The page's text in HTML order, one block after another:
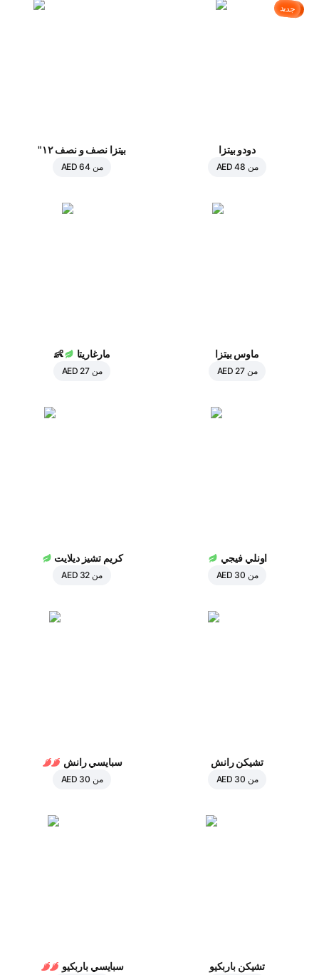
جديد
دودو بيتزا
من AED 48
بيتزا نصف و نصف ١٢"
منAED 64
ماوس بيتزا
منAED 27
مارغاريتا 👶
منAED 27
اونلي فيجي
من AED 30
كريم تشيز ديلايت
من AED 32
تشيكن رانش
من AED 30
سبايسي رانش
من AED 30
تشيكن باربكيو سبايسي باربكيو